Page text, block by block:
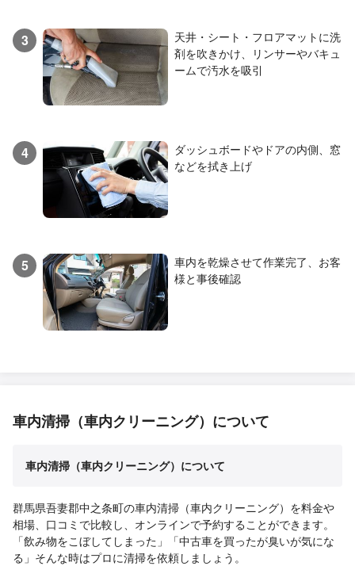
3
天井・シート・フロアマットに洗
剤を吹きかけ、リンサーやバキュ
ームで汚水を吸引
4
ダッシュボードやドアの内側、窓
などを拭き上げ
5
車内を乾燥させて作業完了、お客
様と事後確認
車内清掃（車内クリーニング）について
車内清掃（車内クリーニング）について
群馬県吾妻郡中之条町の車内清掃（車内クリーニング）を料金や
相場、口コミで比較し、オンラインで予約することができます。
「飲み物をこぼしてしまった」「中古車を買ったが臭いが気にな
る」そんな時はプロに清掃を依頼しましょう。